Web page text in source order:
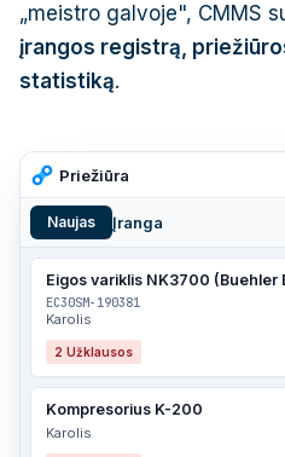
„meistro galvoje", CMMS
įrangos registrą,
statistiką.
Priežiūra
Naujas Įranga
Eigos variklis NK3700 (Buehler
EC30SM-190381
Karolis
2 Užklausos
Kompresorius K-200
Karolis